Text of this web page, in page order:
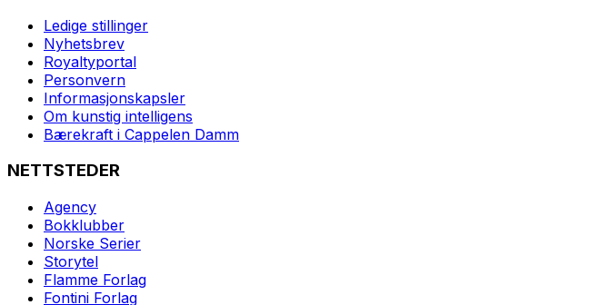
Ledige stillinger
Nyhetsbrev
Royaltyportal
Personvern
Informasjonskapsler
Om kunstig intelligens
Bærekraft i Cappelen Damm
NETTSTEDER
Agency
Bokklubber
Norske Serier
Storytel
Flamme Forlag
Fontini Forlag